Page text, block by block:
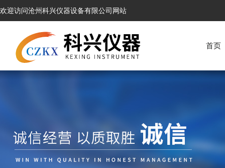
欢迎访问沧州科兴仪器设备有限公司网站
首页